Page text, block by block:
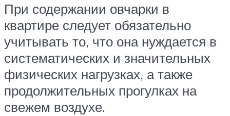
При содержании овчарки в
квартире следует обязательно
учитывать то, что она нуждается в
систематических и значительных
физических нагрузках, а также
продолжительных прогулках на
свежем воздухе.